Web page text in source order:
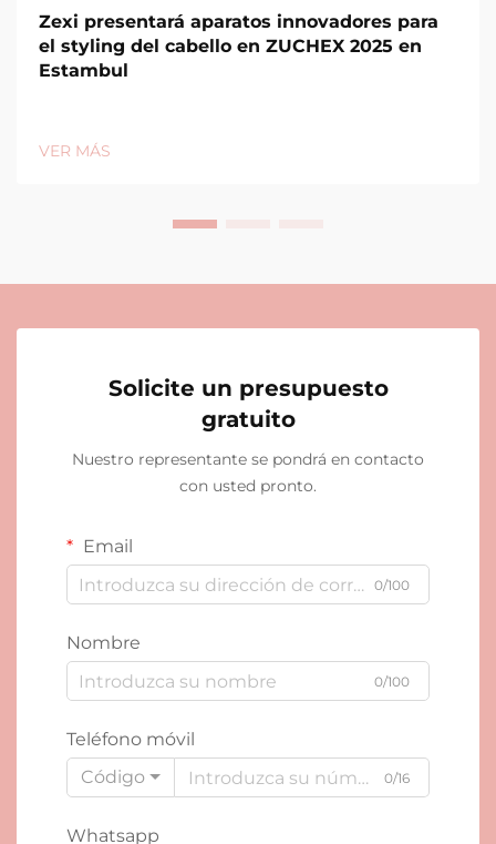
Zexi presentará aparatos innovadores para
el styling del cabello en ZUCHEX 2025 en
Estambul
VER MÁS
Solicite un presupuesto
gratuito
Nuestro representante se pondrá en contacto
con usted pronto.
Email
0/100
Nombre
0/100
Teléfono móvil
Código
0/16
Whatsapp